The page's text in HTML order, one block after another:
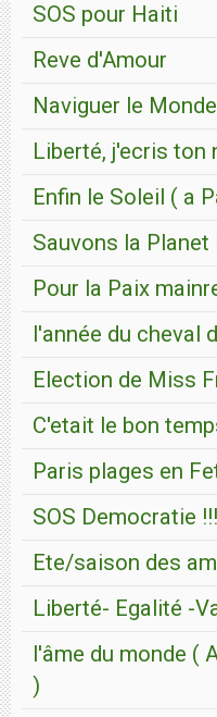
SOS pour Haiti
Reve d'Amour
Naviguer le Monde
Liberté, j'ecris ton
Enfin le Soleil ( a
Sauvons la Planet
Pour la Paix
l'année du cheval
Election de Miss
C'etait le bon
Paris plages en
SOS Democratie
Ete/saison des
Liberté- Egalité -
l'âme du monde (
)